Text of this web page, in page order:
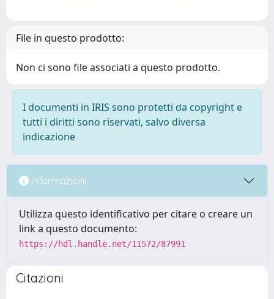
File in questo prodotto:
Non ci sono file associati a questo prodotto.
I documenti in IRIS sono protetti da copyright e
tutti i diritti sono riservati, salvo diversa
indicazione
Informazioni
Utilizza questo identificativo per citare o creare un
link a questo documento:
https://hdl.handle.net/11572/87991
Citazioni